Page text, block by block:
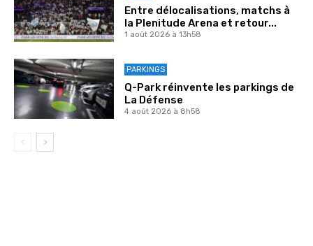
Entre délocalisations, matchs à
la Plenitude Arena et retour...
1 août 2026 à 13h58
PARKINGS
Q-Park réinvente les parkings de
La Défense
4 août 2026 à 8h58